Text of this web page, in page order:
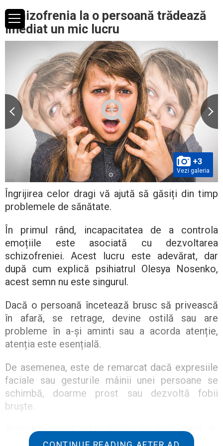
Schizofrenia la o persoană trădează
imediat un mic lucru
+3
Vezi galeria
Îngrijirea celor dragi vă ajută să găsiți din timp
problemele de sănătate.
În primul rând, incapacitatea de a controla
emoțiile este asociată cu dezvoltarea
schizofreniei. Acest lucru este adevărat, dar
după cum explică psihiatrul Olesya Nosenko,
acest semn nu este singurul.
Dacă o persoană încetează brusc să privească
în afară, se retrage, devine ostilă sau are
probleme în a-și aminti sau a acorda atenție,
atenția este esențială.
De asemenea, este de remarcat dacă expresiile
faciale sau gesturile mâinii unei persoane se
schimbă, doarme prost sau dezvoltă fobii
bruște.
Primul semn al schizofreniei nu este legat de
voci, ci de o tulburare de gândire. O persoană